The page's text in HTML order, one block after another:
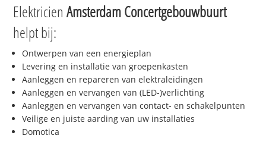
ElektricienAmsterdam Concertgebouwbuurt
helpt bij:
Ontwerpen van een energieplan
Levering en installatie van groepenkasten
Aanleggen en repareren van elektraleidingen
Aanleggen en vervangen van (LED-)verlichting
Aanleggen en vervangen van contact- en schakelpunten
Veilige en juiste aarding van uw installaties
Domotica